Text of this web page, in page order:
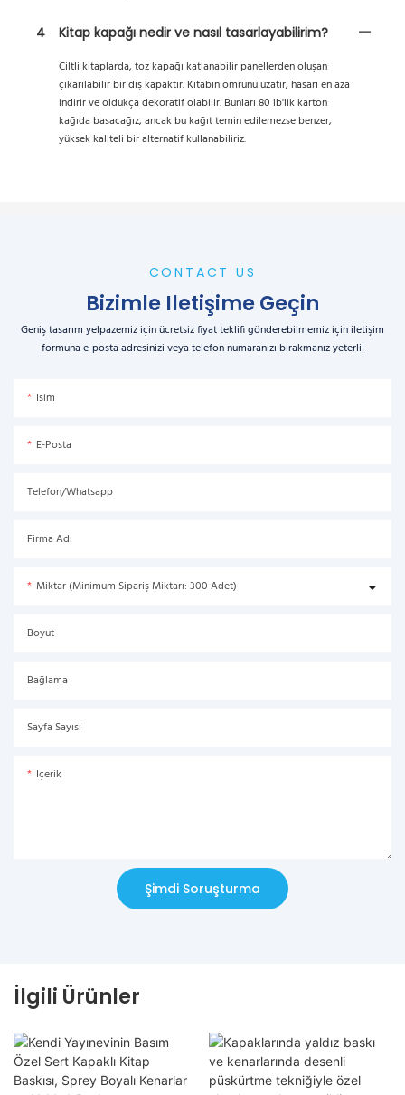
4
Kitap kapağı nedir ve nasıl tasarlayabilirim?
Ciltli kitaplarda, toz kapağı katlanabilir panellerden oluşan
çıkarılabilir bir dış kapaktır. Kitabın ömrünü uzatır, hasarı en aza
indirir ve oldukça dekoratif olabilir. Bunları 80 lb'lik karton
kağıda basacağız, ancak bu kağıt temin edilemezse benzer,
yüksek kaliteli bir alternatif kullanabiliriz.
CONTACT US
Bizimle Iletişime Geçin
Geniş tasarım yelpazemiz için ücretsiz fiyat teklifi gönderebilmemiz için iletişim
formuna e-posta adresinizi veya telefon numaranızı bırakmanız yeterli!
Isim
E-Posta
Telefon/Whatsapp
Firma Adı
Miktar (Minimum Sipariş Miktarı: 300 Adet)
Boyut
Bağlama
Sayfa Sayısı
Içerik
Şimdi Soruşturma
İlgili Ürünler